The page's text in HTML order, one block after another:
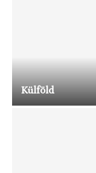
Külföld